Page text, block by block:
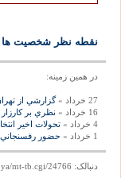
نقطه نظر شخصيت ها
در همين زمينه:
27 خرداد »
گزارشي از
16 خرداد »
نظري بر کارزار
4 خرداد »
تحولات اخير
1 خرداد »
حضور رفسنجاني
دنبالک: http://mag.gooya.com/cgi-bin/gooya/mt-tb.cgi/24766